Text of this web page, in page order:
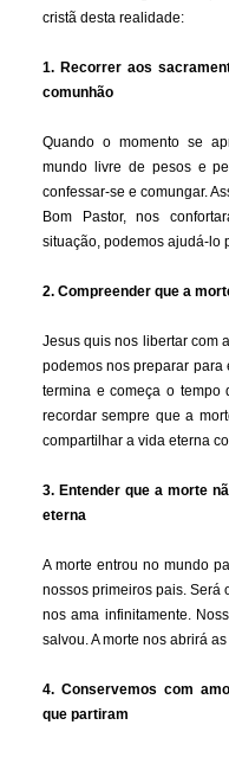
cristã desta realidade:
1. Recorrer aos
comunhão
Quando o momento se
mundo livre de pesos e
confessar-se e comungar.
Bom Pastor, nos
situação, podemos ajudá-lo
2. Compreender que a
Jesus quis nos libertar com
podemos nos preparar
termina e começa o
recordar sempre que a
compartilhar a vida eterna
3. Entender que a morte
eterna
A morte entrou no mundo
nossos primeiros pais. Será
nos ama infinitamente.
salvou. A morte nos abrirá
4. Conservemos com
que partiram